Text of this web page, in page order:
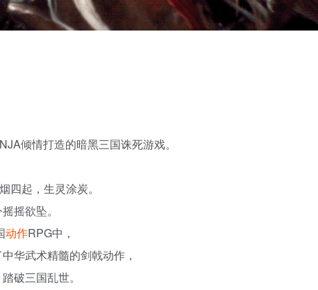
倾情打造的暗黑三国诛死游戏。
四起，生灵涂炭。
摇欲坠。
动作RPG中，
华武术精髓的剑戟动作，
破三国乱世。